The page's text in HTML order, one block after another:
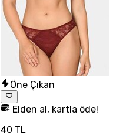
Öne Çıkan
Elden al, kartla öde!
40 TL